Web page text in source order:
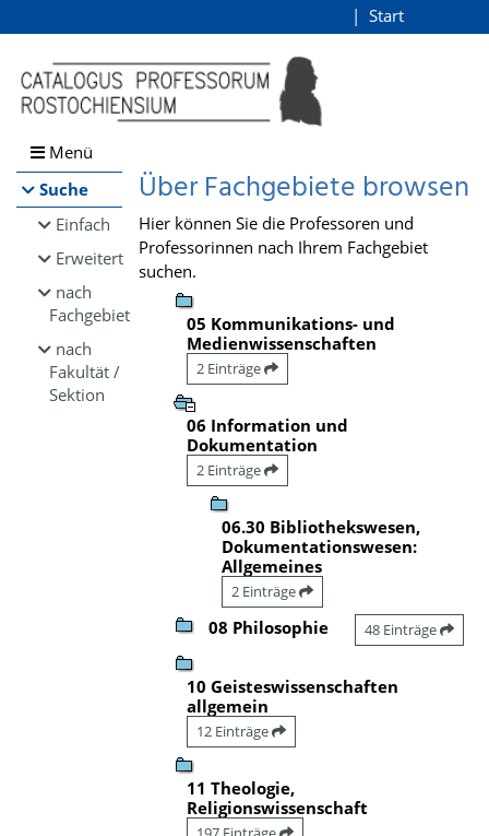
Browsen
direkt zum Inhalt
Start
Menü
Suche
Einfach
Erweitert
nach
Fachgebiet
nach
Fakultät /
Sektion
Über Fachgebiete browsen
Hier können Sie die Professoren und
Professorinnen nach Ihrem Fachgebiet
suchen.
05 Kommunikations- und
Medienwissenschaften
2 Einträge
06 Information und
Dokumentation
2 Einträge
06.30 Bibliothekswesen,
Dokumentationswesen:
Allgemeines
2 Einträge
08 Philosophie 48 Einträge
10 Geisteswissenschaften
allgemein
12 Einträge
11 Theologie,
Religionswissenschaft